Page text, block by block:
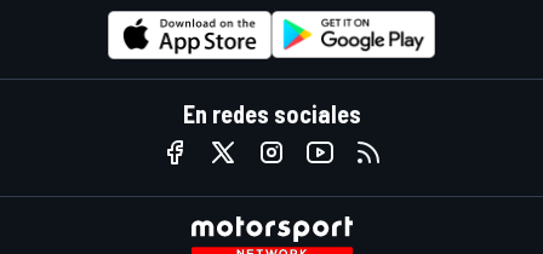
En redes sociales